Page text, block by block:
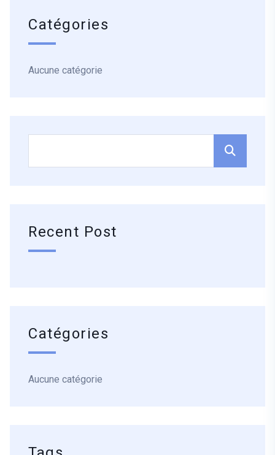
Catégories
Aucune catégorie
Recent Post
Catégories
Aucune catégorie